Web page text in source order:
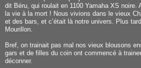
dit Béru, qui roulait en 1100 Yamaha XS
la vie à la mort ! Nous vivions dans le vieux
et des bars, et c’était là notre univers. Plus
Mourillon.
Bref, on trainait pas mal nos vieux blousons
gars et de filles du coin ont commencé à
déconner.